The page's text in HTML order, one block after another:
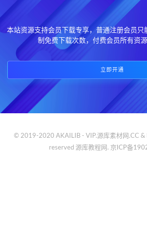
本站资源支持会员下载专享，普通注册会员只
制免费下载次数，付费会员所有资
立即开通
© 2019-2020 AKAILIB - VIP.源库素材网.CC &
reserved 源库教程网. 京ICP备